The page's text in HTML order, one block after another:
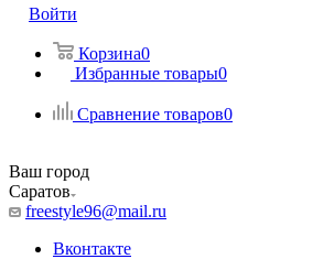
Войти
Корзина0
Избранные товары0
Сравнение товаров0
Ваш город
Саратов
freestyle96@mail.ru
Вконтакте